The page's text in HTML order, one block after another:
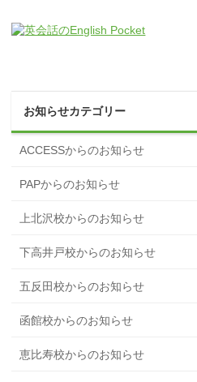
お知らせカテゴリー
ACCESSからのお知らせ
PAPからのお知らせ
上北沢校からのお知らせ
下高井戸校からのお知らせ
五反田校からのお知らせ
函館校からのお知らせ
恵比寿校からのお知らせ